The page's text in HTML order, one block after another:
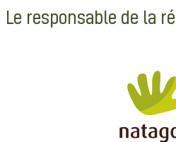
Le responsable de la